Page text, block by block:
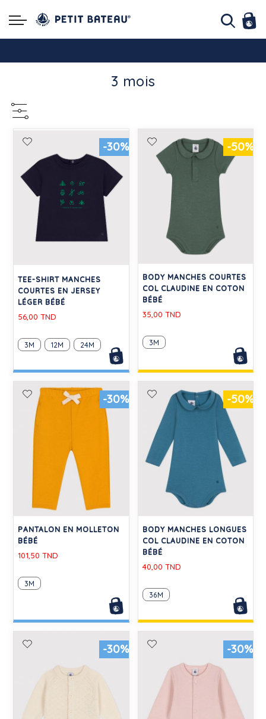
3 mois
-30%
TEE-SHIRT MANCHES
COURTES EN JERSEY
LÉGER BÉBÉ
56,00 TND
3M 12M 24M
-50%
BODY MANCHES COURTES
COL CLAUDINE EN COTON
BÉBÉ
35,00 TND
3M
-30%
PANTALON EN MOLLETON
BÉBÉ
101,50 TND
3M
-50%
BODY MANCHES LONGUES
COL CLAUDINE EN COTON
BÉBÉ
40,00 TND
36M
-30% -30%